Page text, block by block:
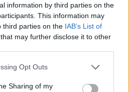
information by third parties on the
This information may
third parties on the IAB’s List of
that may further disclose it to other
app uses one or more Google
behaviour. You may click to
Opt Outs
Sharing of my
πανεπιστημιακής εκπαίδευσης